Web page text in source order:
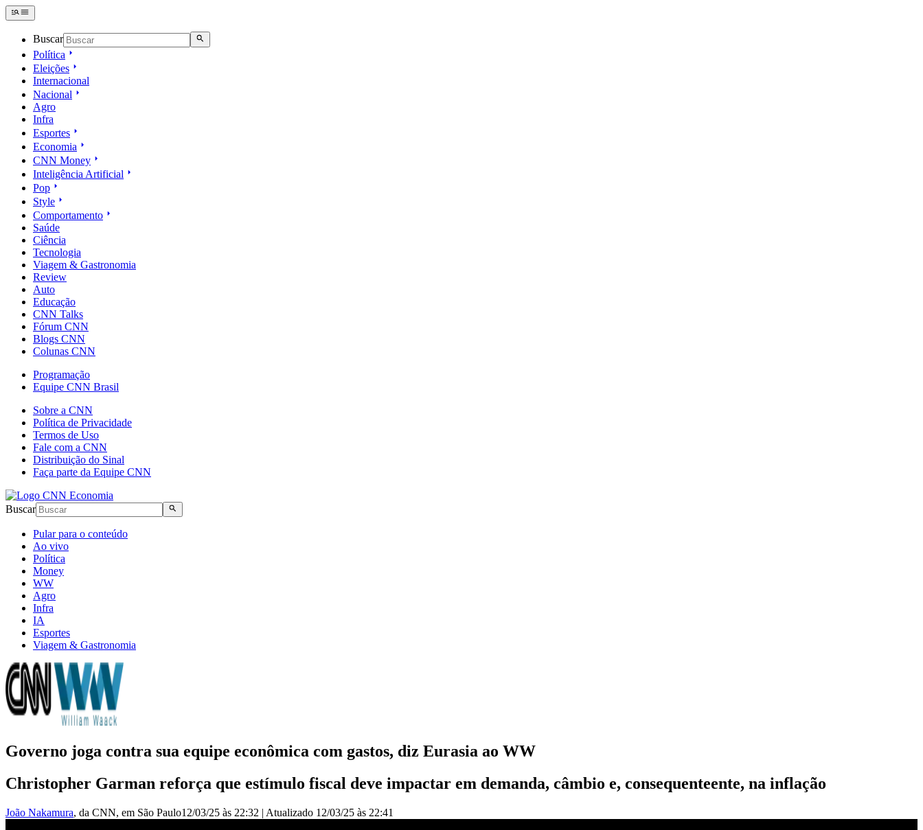
Buscar
Política
Eleições
Internacional
Nacional
Agro
Infra
Esportes
Economia
CNN Money
Inteligência Artificial
Pop
Style
Comportamento
Saúde
Ciência
Tecnologia
Viagem & Gastronomia
Review
Auto
Educação
CNN Talks
Fórum CNN
Blogs CNN
Colunas CNN
Programação
Equipe CNN Brasil
Sobre a CNN
Política de Privacidade
Termos de Uso
Fale com a CNN
Distribuição do Sinal
Faça parte da Equipe CNN
Buscar
Pular para o conteúdo
Ao vivo
Política
Money
WW
Agro
Infra
IA
Esportes
Viagem & Gastronomia
Governo joga contra sua equipe econômica com gastos, diz Eurasia ao WW
Christopher Garman reforça que estímulo fiscal deve impactar em demanda, câmbio e, consequenteente, na inflação
João Nakamura, da CNN, em São Paulo12/03/25 às 22:32 | Atualizado 12/03/25 às 22:41